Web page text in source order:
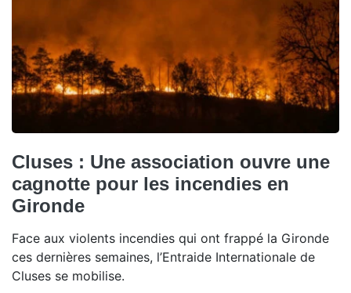
Cluses : Une association ouvre une
cagnotte pour les incendies en
Gironde
Face aux violents incendies qui ont frappé la Gironde
ces dernières semaines, l’Entraide Internationale de
Cluses se mobilise.